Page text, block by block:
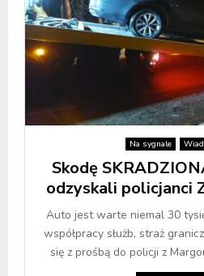
Na sygnale
Skodę
odzyskali policjanci
Auto jest warte niemal 30
współpracy służb, straż
się z prośbą do policji z